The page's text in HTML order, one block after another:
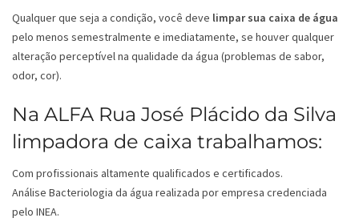
Qualquer que seja a condição, você deve limpar sua caixa de água
pelo menos semestralmente e imediatamente, se houver qualquer
alteração perceptível na qualidade da água (problemas de sabor,
odor, cor).
Na ALFA Rua José Plácido da Silva
limpadora de caixa trabalhamos:
Com profissionais altamente qualificados e certificados.
Análise Bacteriologia da água realizada por empresa credenciada
pelo INEA.